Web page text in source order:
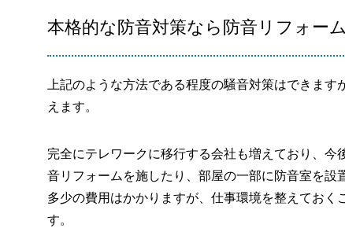
本格的な防音対策なら防音リフォー
上記のような方法である程度の騒音対策はできま
えます。
完全にテレワークに移行する会社も増えており、
音リフォームを施したり、部屋の一部に防音室を設
多少の費用はかかりますが、仕事環境を整えてお
す。